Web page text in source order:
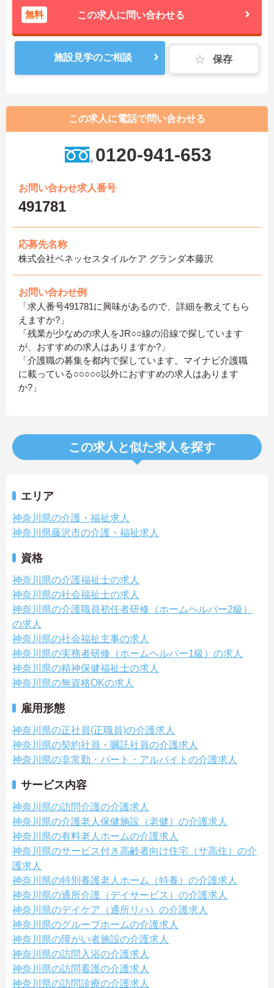
無料 この求人に問い合わせる
施設見学のご相談 保存
この求人に電話で問い合わせる
0120-941-653
お問い合わせ求人番号
491781
応募先名称
株式会社ベネッセスタイルケア グランダ本藤沢
お問い合わせ例
「求人番号491781に興味があるので、詳細を教えてもら
えますか?」
「残業が少なめの求人をJR○○線の沿線で探しています
が、おすすめの求人はありますか?」
「介護職の募集を都内で探しています。マイナビ介護職
に載っている○○○○○以外におすすめの求人はあります
か?」
この求人と似た求人を探す
エリア
神奈川県の介護・福祉求人
神奈川県藤沢市の介護・福祉求人
資格
神奈川県の介護福祉士の求人
神奈川県の社会福祉士の求人
神奈川県の介護職員初任者研修（ホームヘルパー2級）
の求人
神奈川県の社会福祉主事の求人
神奈川県の実務者研修（ホームヘルパー1級）の求人
神奈川県の精神保健福祉士の求人
神奈川県の無資格OKの求人
雇用形態
神奈川県の正社員(正職員)の介護求人
神奈川県の契約社員・嘱託社員の介護求人
神奈川県の非常勤・パート・アルバイトの介護求人
サービス内容
神奈川県の訪問介護の介護求人
神奈川県の介護老人保健施設（老健）の介護求人
神奈川県の有料老人ホームの介護求人
神奈川県のサービス付き高齢者向け住宅（サ高住）の介
護求人
神奈川県の特別養護老人ホーム（特養）の介護求人
神奈川県の通所介護（デイサービス）の介護求人
神奈川県のデイケア（通所リハ）の介護求人
神奈川県のグループホームの介護求人
神奈川県の障がい者施設の介護求人
神奈川県の訪問入浴の介護求人
神奈川県の訪問看護の介護求人
神奈川県の訪問診療の介護求人